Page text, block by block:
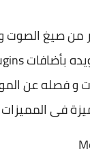
من صيغ الصوت
و فصله عن
فى